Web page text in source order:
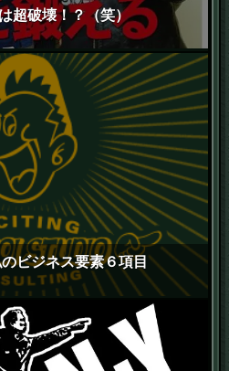
超破壊！？（笑）
ビジネス要素６項目